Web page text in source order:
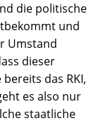
die politische
und
Umstand
dieser
das RKI,
es also nur
staatliche